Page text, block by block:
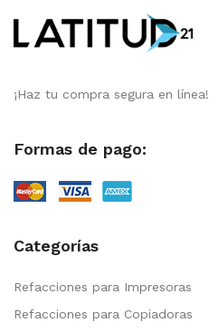
¡Haz tu compra segura en línea!
Formas de pago:
Categorías
Refacciones para Impresoras
Refacciones para Copiadoras